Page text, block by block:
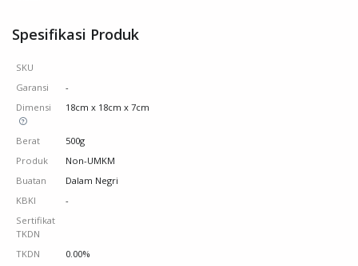
Spesifikasi Produk
SKU
Garansi
-
Dimensi
18cm x 18cm x 7cm
Berat
500g
Produk
Non-UMKM
Buatan
Dalam Negri
KBKI
-
Sertifikat
TKDN
TKDN
0.00%